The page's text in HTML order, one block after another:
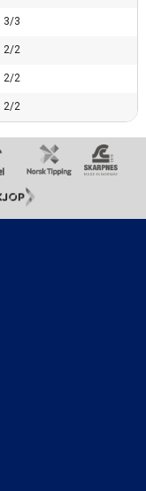
3/3
2/2
2/2
2/2